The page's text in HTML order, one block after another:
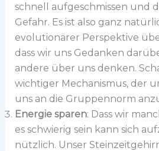
schnell aufgeschmissen und
Gefahr. Es ist also ganz
evolutionärer Perspektive
dass wir uns Gedanken
andere über uns denken.
wichtiger Mechanismus, der
uns an die Gruppennorm
Energie sparen: Dass wir
es schwierig sein kann sich
nützlich. Unser